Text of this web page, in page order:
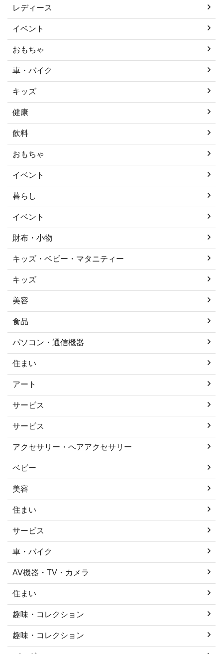
レディース
イベント
おもちゃ
車・バイク
キッズ
健康
飲料
おもちゃ
イベント
暮らし
イベント
財布・小物
キッズ・ベビー・マタニティー
キッズ
美容
食品
パソコン・通信機器
住まい
アート
サービス
サービス
アクセサリー・ヘアアクセサリー
ベビー
美容
住まい
サービス
車・バイク
AV機器・TV・カメラ
住まい
趣味・コレクション
趣味・コレクション